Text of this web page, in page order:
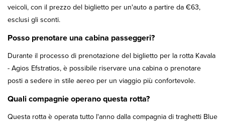
veicoli, con il prezzo del biglietto per un'auto a partire da €63,
esclusi gli sconti.
Posso prenotare una cabina passeggeri?
Durante il processo di prenotazione del biglietto per la rotta Kavala
- Agios Efstratios, è possibile riservare una cabina o prenotare
posti a sedere in stile aereo per un viaggio più confortevole.
Quali compagnie operano questa rotta?
Questa rotta è operata tutto l'anno dalla compagnia di traghetti Blue